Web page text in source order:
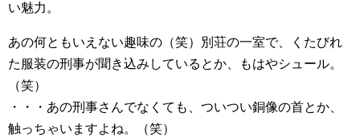
い魅力。
あの何ともいえない趣味の（笑）別荘の一室で、くたびれ
た服装の刑事が聞き込みしているとか、もはやシュール。
（笑）
・・・あの刑事さんでなくても、ついつい銅像の首とか、
触っちゃいますよね。（笑）